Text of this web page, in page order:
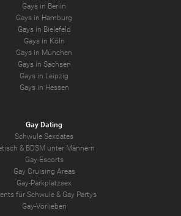
Gays in Berlin
Gays in Hamburg
Gays in Bielefeld
Gays in Köln
Gays in München
Gays in Sachsen
Gays in Leipzig
Gays in Hessen
Gay Dating
Schwule Sexdates
& BDSM unter Männern
Gay-Escorts
Gay Cruising Areas
Gay-Parkplatzsex
für Schwule & Gay Partys
Gay-Vorlieben